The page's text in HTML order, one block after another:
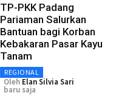
TP-PKK Padang
Pariaman Salurkan
Bantuan bagi Korban
Kebakaran Pasar Kayu
Tanam
REGIONAL
Oleh Elan Silvia Sari
baru saja